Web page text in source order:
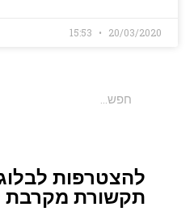
20/03/2020
להצטרפות
תקשורת מקרבת